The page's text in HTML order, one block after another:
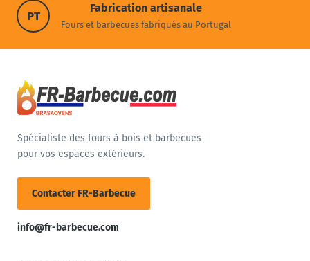
PT
Fabrication artisanale
Fours et barbecues fabriqués au Portugal
Spécialiste des fours à bois et barbecues
pour vos espaces extérieurs.
Contacter FR-Barbecue
info@fr-barbecue.com